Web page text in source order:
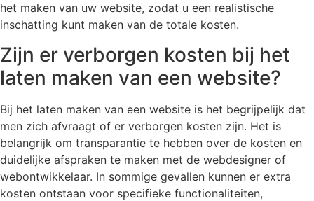
het maken van uw website, zodat u een realistische
inschatting kunt maken van de totale kosten.
Zijn er verborgen kosten bij het
laten maken van een website?
Bij het laten maken van een website is het begrijpelijk dat
men zich afvraagt of er verborgen kosten zijn. Het is
belangrijk om transparantie te hebben over de kosten en
duidelijke afspraken te maken met de webdesigner of
webontwikkelaar. In sommige gevallen kunnen er extra
kosten ontstaan voor specifieke functionaliteiten,